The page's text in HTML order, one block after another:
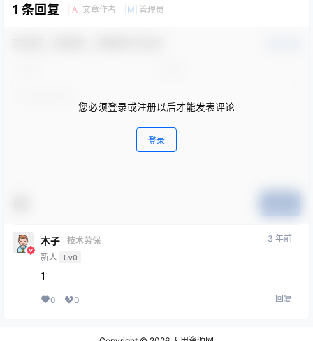
1 条回复 A 文章作者 M 管理员
您必须登录或注册以后才能发表评论
登录
木子
技术劳保
新人 Lv0
3 年前
1
0 0 回复